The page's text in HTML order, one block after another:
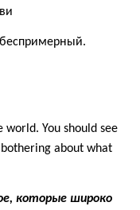
world. You should see
about what
которые широко